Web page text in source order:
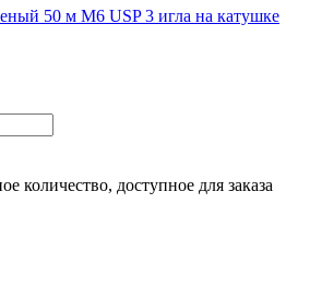
50 м М6 USP 3 игла на катушке
количество, доступное для заказа